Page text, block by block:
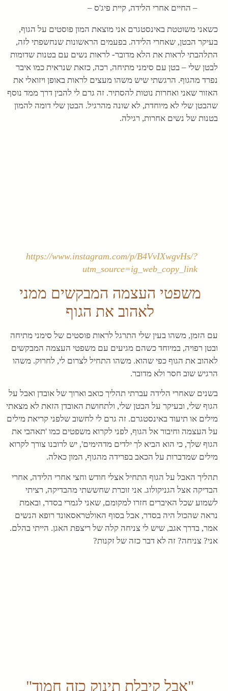
– החיים אחרי הלידה, קיית פיג'ס –
כשאני משוטטת באינסטגרם אני מוצאת המון פוסטים על הגוף,
בעיקר הבטן, שאחרי הלידה. בפעמים הראשונות שנחשפתי לזה,
התלהבתי לראות את הלא מדובר- לראות נשים עם בטנות שדומות
לבטן שלי – בטן עם סימני מתיחה, רכה, כזאת שנראית כמו איבר
נפרד מהגוף. הרגשתי שיש משהו מעצים לראות באופן ויזואלי את
האזור שאני ואחרות נוטות להסתיר. זה גרם לי להבין דרך ממד נוסף
שהבטן שלי לא מיוחדת, לא שונה מהרגיל. הבטן שלי דומה להמון
בטנות של נשים אחרות, רגילה.
https://www.instagram.com/p/B4VvIXwgvHs/?
utm_source=ig_web_copy_link
משפטי העצמה המבקשים ממני
לאהוב את הגוף
עם הזמן, משהו בעין שלי התרגל לראות פוסטים של סימני מתיחה
ובטן רפויה, במיוחד כשהם מגיעים עם משפטי העצמה המבקשים
לאהוב את הגוף כפי שהוא. משהו התחיל לצרום לי, לחרוק. משהו
הרגיש שוב חסר ולא מדובר.
בשנים שאחרי הלידה עברתי תהליך כואב וארוך של אובדן ואבל על
הגוף שלי, ובעיקר על הבטן שלי, ולתחושת האובדן הזאת לא מצאתי
מילים או תיעוד באינסטגרם. זה גרם לי לחשוב שלפני קריאת מילים
על העצמה וחיבור אל הגוף, לפני לקרוא משפטים כמו 'תאהבי את
הגוף שלך, כי הוא הביא לך ילדים מדהימים', יש לרובנו צורך לקרוא
מילים שמדברות על הכאב בפרידה מהגוף, המון כאלה.
תהליך האבל על הגוף התחיל אצלי חודש וחצי אחרי הלידה, אחרי
הבדיקה אצל הגניקולוג. אני זוכרת שחששתי מהבדיקה, רציתי
לשמוע שכל האיברים חזרו למקומם, שאני לגמרי בסדר, ובאמת
נראה שהכול היה בסדר, אבל בסוף האולטראסאונד רופא הנשים
אמר, בדרך אגב, שיש לי צניחה קלה של ריצפת האגן. הייתי בהלם.
אני? צניחה? זה לא דבר כזה של זקנות?
"אבל קיבלת תינוק כזה חמוד"